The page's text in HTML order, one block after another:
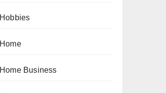
Hobbies
Home
Home Business